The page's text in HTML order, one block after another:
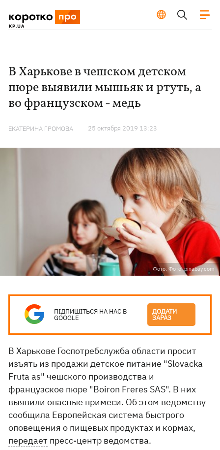
В Харькове в чешском детском
пюре выявили мышьяк и ртуть, а
во французском - медь
ЕКАТЕРИНА ГРОМОВА 25 октября 2019 13:23
Фото: Фото: pixabay.com
ПІДПИШІТЬСЯ НА НАС В
GOOGLE
ДОДАТИ
ЗАРАЗ
В Харькове Госпотребслужба области просит
изъять из продажи детское питание "Slovacka
Fruta as" чешского производства и
французское пюре "Boiron Freres SAS". В них
выявили опасные примеси. Об этом ведомству
сообщила Европейская система быстрого
оповещения о пищевых продуктах и ​​кормах,
передает пресс-центр ведомства.